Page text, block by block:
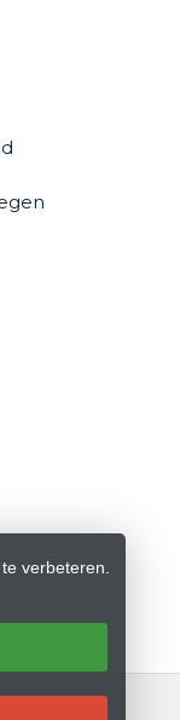
verbeteren.